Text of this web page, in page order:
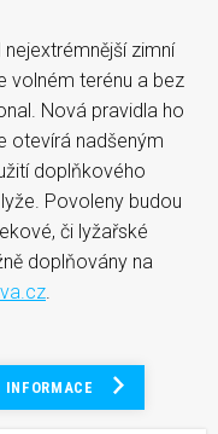
zimní
volném terénu a bez
Nová pravidla ho
otevírá nadšeným
doplňkového
Povoleny budou
či lyžařské
doplňovány na
INFORMACE